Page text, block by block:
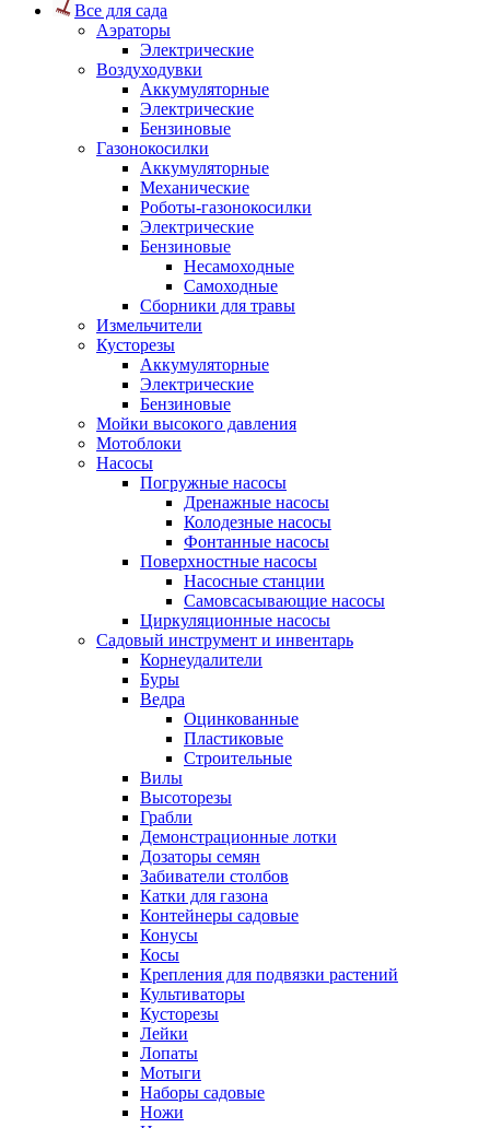
Все для сада
Аэраторы
Электрические
Воздуходувки
Аккумуляторные
Электрические
Бензиновые
Газонокосилки
Аккумуляторные
Механические
Роботы-газонокосилки
Электрические
Бензиновые
Несамоходные
Самоходные
Сборники для травы
Измельчители
Кусторезы
Аккумуляторные
Электрические
Бензиновые
Мойки высокого давления
Мотоблоки
Насосы
Погружные насосы
Дренажные насосы
Колодезные насосы
Фонтанные насосы
Поверхностные насосы
Насосные станции
Самовсасывающие насосы
Циркуляционные насосы
Садовый инструмент и инвентарь
Корнеудалители
Буры
Ведра
Оцинкованные
Пластиковые
Строительные
Вилы
Высоторезы
Грабли
Демонстрационные лотки
Дозаторы семян
Забиватели столбов
Катки для газона
Контейнеры садовые
Конусы
Косы
Крепления для подвязки растений
Культиваторы
Кусторезы
Лейки
Лопаты
Мотыги
Наборы садовые
Ножи